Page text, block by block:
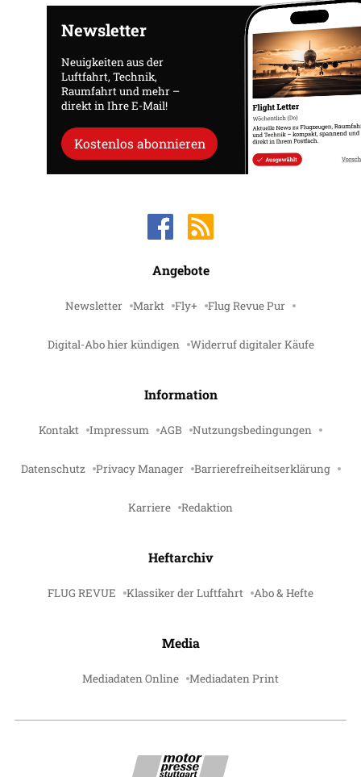
Newsletter
Neuigkeiten aus der
Luftfahrt, Technik,
Raumfahrt und mehr –
direkt in Ihre E-Mail!
Kostenlos abonnieren
Angebote
Newsletter Markt Fly+ Flug Revue Pur
Digital-Abo hier kündigen Widerruf digitaler Käufe
Information
Kontakt Impressum AGB Nutzungsbedingungen
Datenschutz Privacy Manager Barrierefreiheitserklärung
Karriere Redaktion
Heftarchiv
FLUG REVUE Klassiker der Luftfahrt Abo & Hefte
Media
Mediadaten Online Mediadaten Print